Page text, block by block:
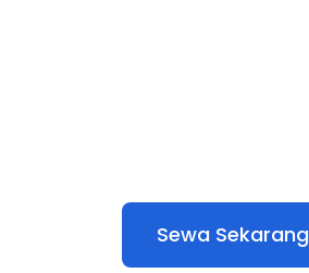
Sewa Sekarang